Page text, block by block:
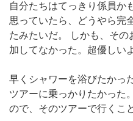
自分たちはてっきり係員か
思っていたら、どうやら完
たみたいだ。 しかも、そ
加してなかった。超優しい
早くシャワーを浴びたかっ
ツアーに乗っかりたかった
ので、そのツアーで行くこ